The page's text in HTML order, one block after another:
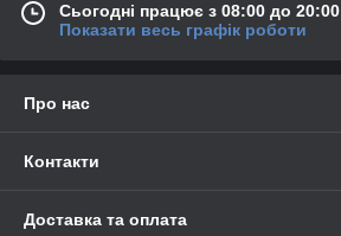
Сьогодні працює з 08:00 до 20:00
Показати весь графік роботи
Про нас
Контакти
Доставка та оплата